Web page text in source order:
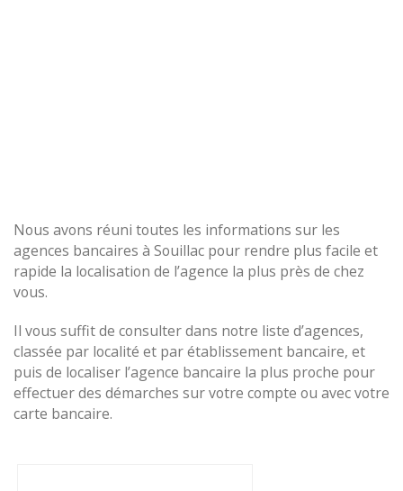
Nous avons réuni toutes les informations sur les
agences bancaires à Souillac pour rendre plus facile et
rapide la localisation de l’agence la plus près de chez
vous.
Il vous suffit de consulter dans notre liste d’agences,
classée par localité et par établissement bancaire, et
puis de localiser l’agence bancaire la plus proche pour
effectuer des démarches sur votre compte ou avec votre
carte bancaire.